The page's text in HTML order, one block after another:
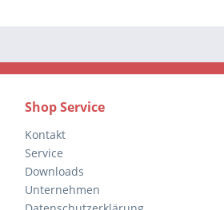
Shop Service
Kontakt
Service
Downloads
Unternehmen